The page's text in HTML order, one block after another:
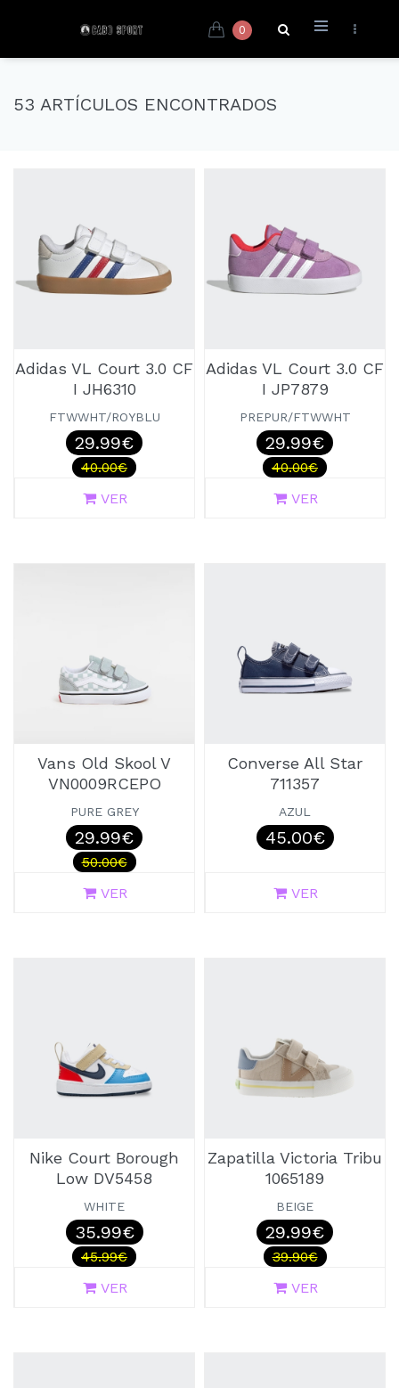
0
53 ARTÍCULOS ENCONTRADOS
Adidas VL Court 3.0 CF
I JH6310
FTWWHT/ROYBLU
29.99€
40.00€
VER
Adidas VL Court 3.0 CF
I JP7879
PREPUR/FTWWHT
29.99€
40.00€
VER
Vans Old Skool V
VN0009RCEPO
PURE GREY
29.99€
50.00€
VER
Converse All Star
711357
AZUL
45.00€
VER
Nike Court Borough
Low DV5458
WHITE
35.99€
45.99€
VER
Zapatilla Victoria Tribu
1065189
BEIGE
29.99€
39.90€
VER